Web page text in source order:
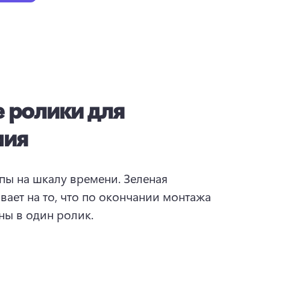
ролики для
на шкалу времени. Зеленая
на то, что по окончании монтажа
в один ролик.